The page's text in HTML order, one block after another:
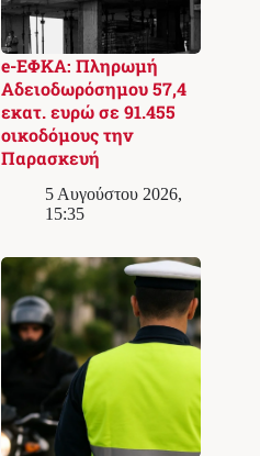
e-ΕΦΚΑ: Πληρωμή
Αδειοδωρόσημου 57,4
εκατ. ευρώ σε 91.455
οικοδόμους την
Παρασκευή
5 Αυγούστου 2026,
15:35